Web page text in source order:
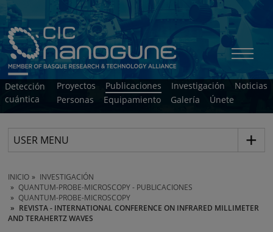
Detección
cuántica
Proyectos Publicaciones Investigación
Noticias
Personas
Equipamiento Galería Únete
USER MENU
INICIO
INVESTIGACIÓN
QUANTUM-PROBE-MICROSCOPY - PUBLICACIONES
QUANTUM-PROBE-MICROSCOPY
REVISTA - INTERNATIONAL CONFERENCE ON INFRARED MILLIMETER
AND TERAHERTZ WAVES